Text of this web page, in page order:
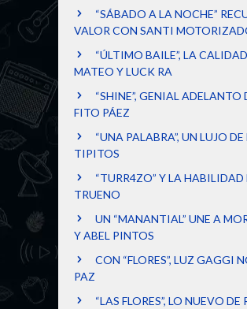
“SÁBADO A LA NOCHE”
VALOR CON SANTI
“ÚLTIMO BAILE”, LA
MATEO Y LUCK RA
“SHINE”, GENIAL ADELANTO
FITO PÁEZ
“UNA PALABRA”, UN LUJO DE
TIPITOS
“TURR4ZO” Y LA HABILIDAD
TRUENO
UN “MANANTIAL” UNE A
Y ABEL PINTOS
CON “FLORES”, LUZ GAGGI
PAZ
“LAS FLORES”, LO NUEVO DE